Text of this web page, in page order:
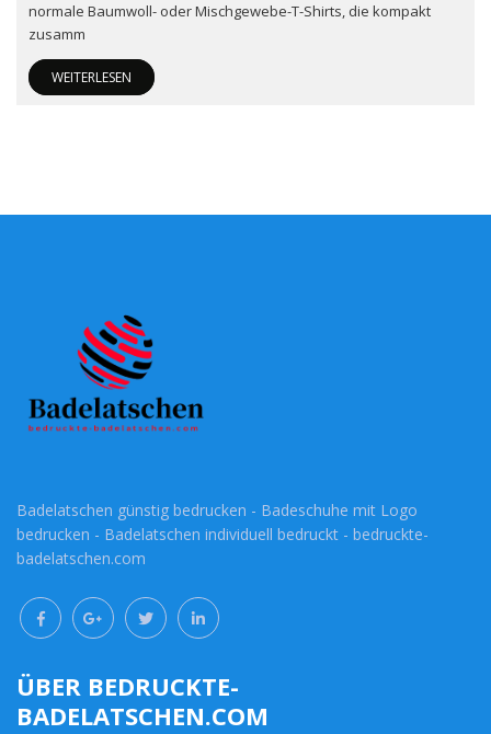
normale Baumwoll- oder Mischgewebe-T-Shirts, die kompakt
zusamm
WEITERLESEN
Badelatschen günstig bedrucken - Badeschuhe mit Logo
bedrucken - Badelatschen individuell bedruckt - bedruckte-
badelatschen.com
ÜBER BEDRUCKTE-
BADELATSCHEN.COM